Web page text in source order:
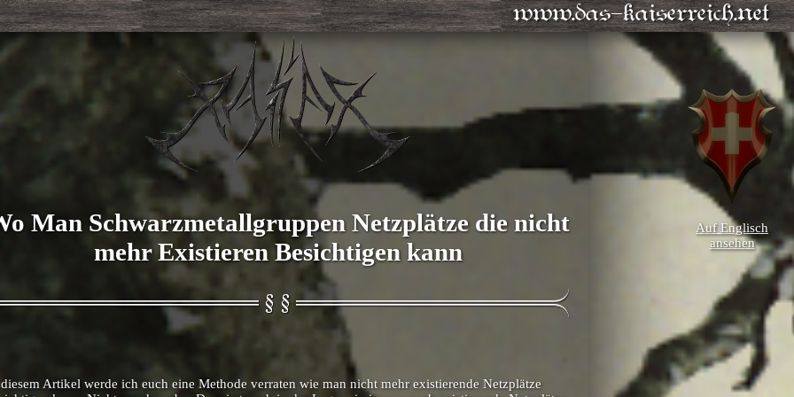
www.das-kaiserreich.net
Auf Englisch
ansehen
Man Schwarzmetallgruppen Netzplätze die nicht
mehr Existieren Besichtigen kann
Artikel werde ich euch eine Methode verraten wie man nicht mehr existierende Netzplätze